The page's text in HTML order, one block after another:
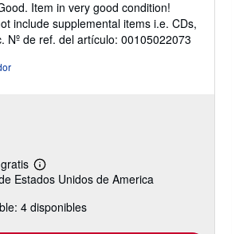
vendedor:
5
de
Item in very good condition!
include supplemental items i.e. CDs,
Nº de ref. del artículo: 00105022073
Más
información
las
tarifas
Estados Unidos de America
4 disponibles